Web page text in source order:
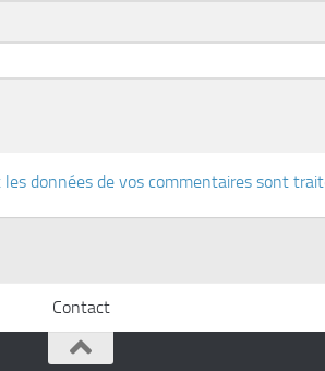
données de vos commentaires sont
Contact